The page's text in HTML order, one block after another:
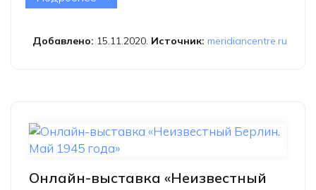
Добавлено: 15.11.2020. Источник: meridiancentre.ru
Онлайн-выставка «Неизвестный